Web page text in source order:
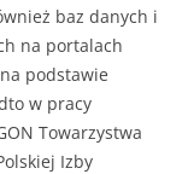
baz danych i
na portalach
podstawie
w pracy
Towarzystwa
Izby